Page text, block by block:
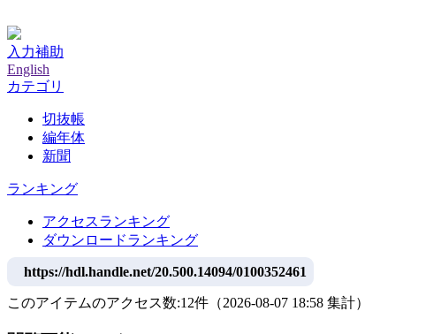
入力補助
English
カテゴリ
切抜帳
編年体
新聞
ランキング
アクセスランキング
ダウンロードランキング
https://hdl.handle.net/20.500.14094/0100352461
このアイテムのアクセス数:12件 （2026-08-07 18:58 集計）